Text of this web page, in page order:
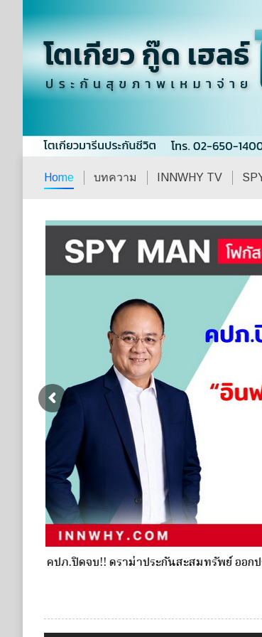
Home บทความ INNWHY TV
ผู้สนใจสามารถสอบถามรายละเอียดเพิ่มเติ